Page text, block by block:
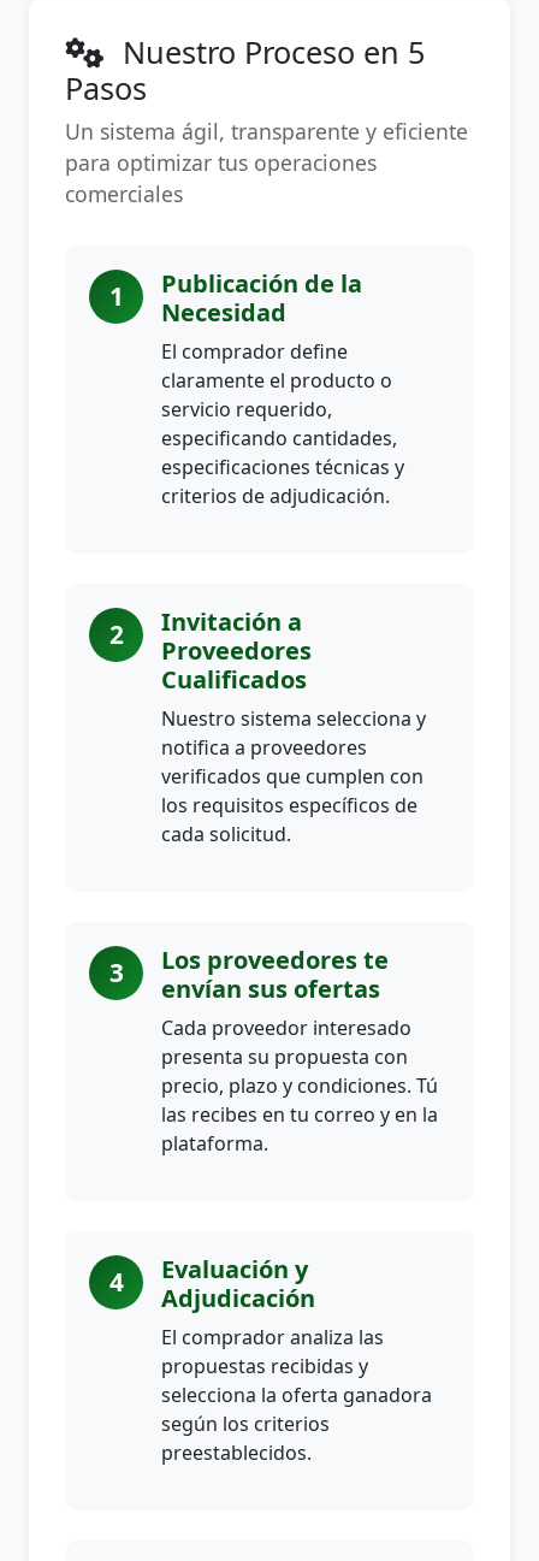
Nuestro Proceso en 5
Pasos
Un sistema ágil, transparente y eficiente
para optimizar tus operaciones
comerciales
1
Publicación de la
Necesidad
El comprador define
claramente el producto o
servicio requerido,
especificando cantidades,
especificaciones técnicas y
criterios de adjudicación.
2
Invitación a
Proveedores
Cualificados
Nuestro sistema selecciona y
notifica a proveedores
verificados que cumplen con
los requisitos específicos de
cada solicitud.
3
Los proveedores te
envían sus ofertas
Cada proveedor interesado
presenta su propuesta con
precio, plazo y condiciones. Tú
las recibes en tu correo y en la
plataforma.
4
Evaluación y
Adjudicación
El comprador analiza las
propuestas recibidas y
selecciona la oferta ganadora
según los criterios
preestablecidos.